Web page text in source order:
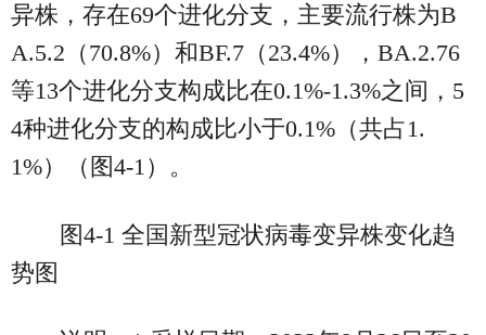
异株，存在69个进化分支，主要流行株为B
A.5.2（70.8%）和BF.7（23.4%），BA.2.76
等13个进化分支构成比在0.1%-1.3%之间，5
4种进化分支的构成比小于0.1%（共占1.
1%）（图4-1）。
图4-1 全国新型冠状病毒变异株变化趋
势图